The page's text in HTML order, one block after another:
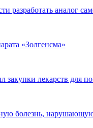
разработать аналог
«Золгенсма»
закупки лекарств для
болезнь, нарушающую